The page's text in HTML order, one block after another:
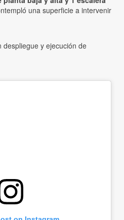
una superficie a intervenir
despliegue y ejecución de